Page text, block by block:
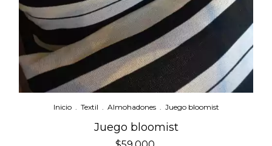
Inicio Textil Almohadones Juego bloomist
Juego bloomist